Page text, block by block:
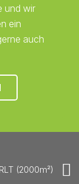
und wir
ein
auch
RLT (2000m²)